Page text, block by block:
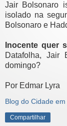
Jair Bolsonaro
isolado na
Bolsonaro e
Inocente quer
Datafolha, Jair
domingo?
Por Edmar Lyra
Blog do Cidade
Compartilhar